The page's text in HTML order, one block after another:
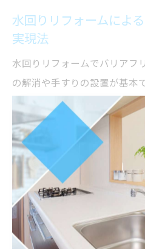
水回りリフォームによ
実現法
水回りリフォームでバリアフ
の解消や手すりの設置が基本
をフラットにし、滑りにくい
の転倒リスクを大幅に減らせ
を低くすることで、出入りの
ます。
具体的には、浴室内外に手す
自動ドアを採用する、車椅子
など、ご家庭の状況に合わせ
トイレや洗面所との動線も